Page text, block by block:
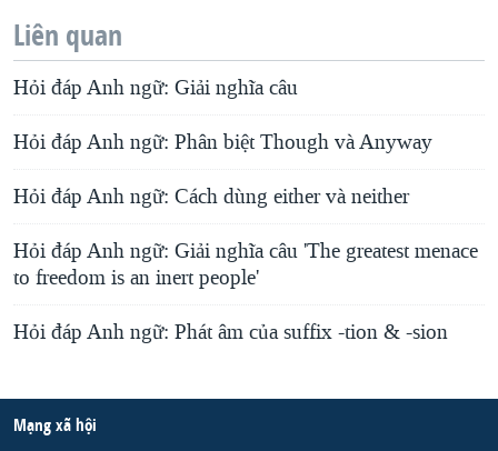
Liên quan
Hỏi đáp Anh ngữ: Giải nghĩa câu
Hỏi đáp Anh ngữ: Phân biệt Though và Anyway
Hỏi đáp Anh ngữ: Cách dùng either và neither
Hỏi đáp Anh ngữ: Giải nghĩa câu 'The greatest menace
to freedom is an inert people'
Hỏi đáp Anh ngữ: Phát âm của suffix -tion & -sion
Mạng xã hội